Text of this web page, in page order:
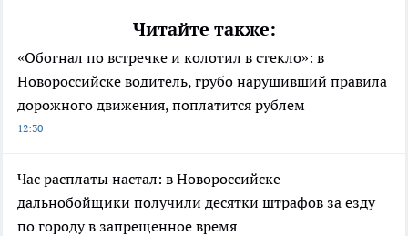
Читайте также:
«Обогнал по встречке и колотил в стекло»: в
Новороссийске водитель, грубо нарушивший правила
дорожного движения, поплатится рублем
12:30
Час расплаты настал: в Новороссийске
дальнобойщики получили десятки штрафов за езду
по городу в запрещенное время